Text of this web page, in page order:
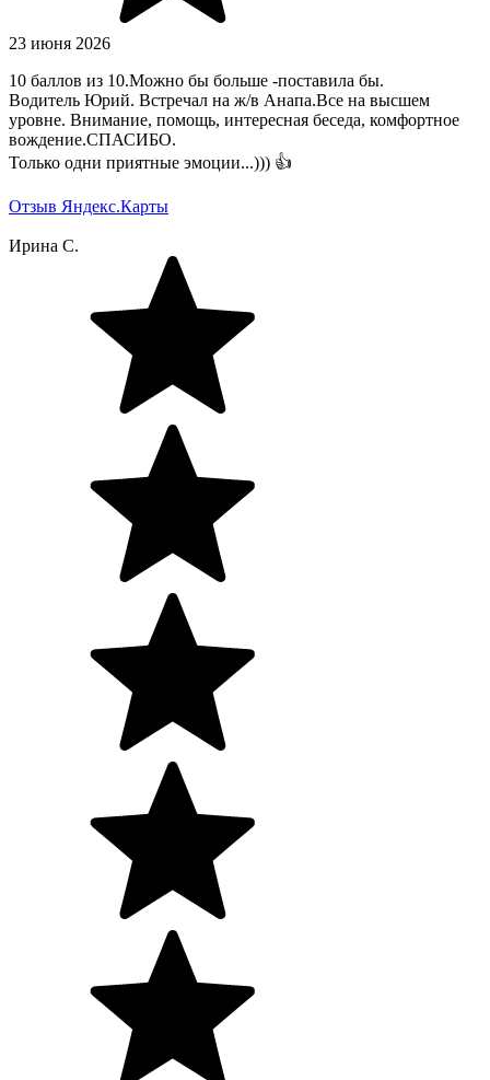
23 июня 2026
10 баллов из 10.Можно бы больше -поставила бы.
Водитель Юрий. Встречал на ж/в Анапа.Все на высшем
уровне. Внимание, помощь, интересная беседа, комфортное
вождение.СПАСИБО.
Только одни приятные эмоции...))) 👍
Отзыв Яндекс.Карты
Ирина С.